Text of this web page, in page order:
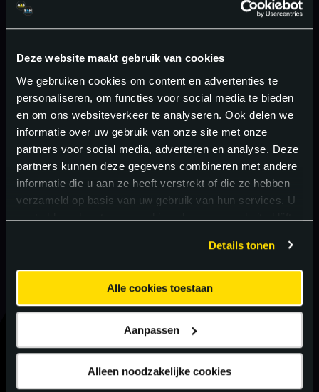
Deze website maakt gebruik van cookies
We gebruiken cookies om content en advertenties te
personaliseren, om functies voor social media te bieden
en om ons websiteverkeer te analyseren. Ook delen we
informatie over uw gebruik van onze site met onze
partners voor social media, adverteren en analyse. Deze
partners kunnen deze gegevens combineren met andere
informatie die u aan ze heeft verstrekt of die ze hebben
verzameld op basis van uw gebruik van hun services. U
gaat akkoord met onze cookies als u onze website blijft
Details tonen
Alle cookies toestaan
Aanpassen
Alleen noodzakelijke cookies